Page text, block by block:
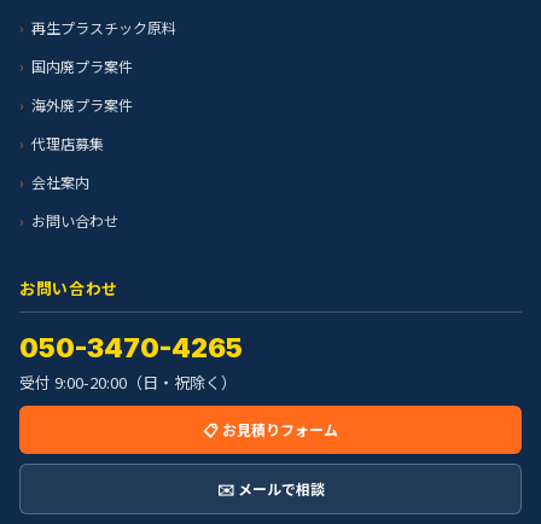
再生プラスチック原料
国内廃プラ案件
海外廃プラ案件
代理店募集
会社案内
お問い合わせ
お問い合わせ
050-3470-4265
受付 9:00-20:00（日・祝除く）
📋 お見積りフォーム
✉️ メールで相談